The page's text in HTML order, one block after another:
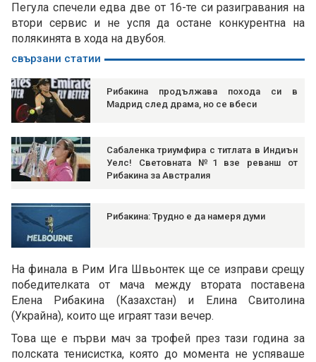
Пегула спечели едва две от 16-те си разигравания на
втори сервис и не успя да остане конкурентна на
полякинята в хода на двубоя.
свързани статии
Рибакина продължава похода си в
Мадрид след драма, но се вбеси
Сабаленка триумфира с титлата в Индиън
Уелс! Световната №1 взе реванш от
Рибакина за Австралия
Рибакина: Трудно е да намеря думи
На финала в Рим Ига Швьонтек ще се изправи срещу
победителката от мача между втората поставена
Елена Рибакина (Казахстан) и Елина Свитолина
(Украйна), които ще играят тази вечер.
Това ще е първи мач за трофей през тази година за
полската тенисистка, която до момента не успяваше